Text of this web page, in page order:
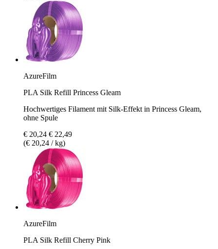
AzureFilm
PLA Silk Refill Princess Gleam
Hochwertiges Filament mit Silk-Effekt in Princess Gleam,
ohne Spule
€ 20,24 € 22,49
(€ 20,24 / kg)
AzureFilm
PLA Silk Refill Cherry Pink